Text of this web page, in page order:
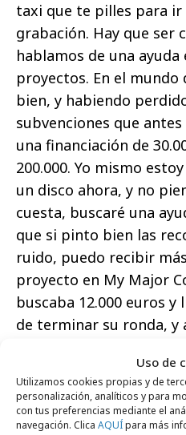
Uso de
Utilizamos cookies propias y de
personalización, analíticos y para
con tus preferencias mediante el
navegación. Clica AQUÍpara más
taxi que te pilles para ir
grabación. Hay que ser
hablamos de una
proyectos. En el mundo
bien, y habiendo
subvenciones que
una financiación de
200.000. Yo mismo
un disco ahora, y no
cuesta, buscaré una
que si pinto bien las
ruido, puedo recibir
proyecto en My Major
buscaba 12.000 euros y
de terminar su ronda, y
La música está viva
De hecho está más